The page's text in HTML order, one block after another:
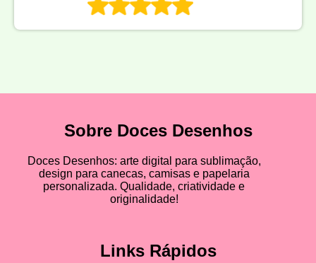
Sobre Doces Desenhos
Doces Desenhos: arte digital para sublimação,
design para canecas, camisas e papelaria
personalizada. Qualidade, criatividade e
originalidade!
Links Rápidos